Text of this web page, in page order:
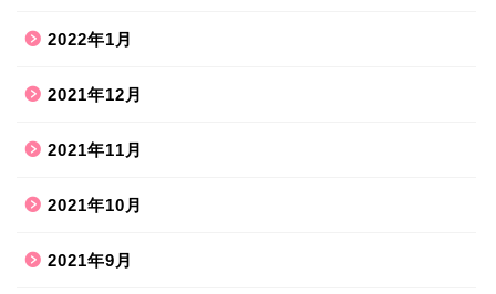
2022年1月
2021年12月
2021年11月
2021年10月
2021年9月